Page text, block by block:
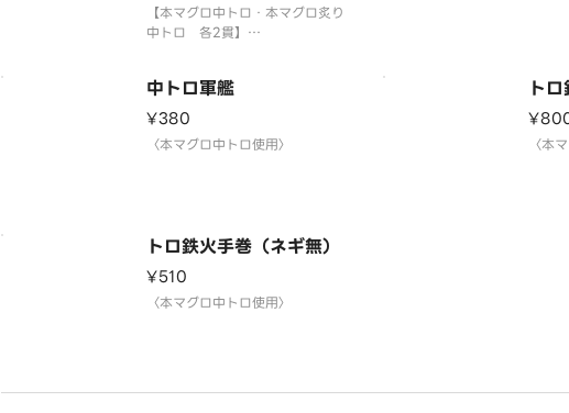
【本マグロ中トロ・本マグロ炙り
中トロ 各2貫】
中トロ軍艦
¥380
〈本マグロ中トロ使用〉
ト
〈本
トロ鉄火手巻（ネギ無）
¥510
〈本マグロ中トロ使用〉